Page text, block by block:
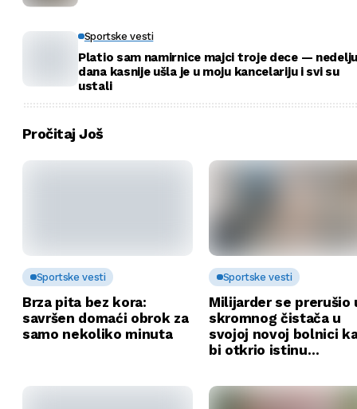
Sportske vesti
Platio sam namirnice majci troje dece — nedelju
dana kasnije ušla je u moju kancelariju i svi su
ustali
Pročitaj Još
Sportske vesti
Brza pita bez kora:
savršen domaći obrok za
samo nekoliko minuta
Sportske vesti
Milijarder se prerušio
skromnog čistača u
svojoj novoj bolnici
bi otkrio istinu…